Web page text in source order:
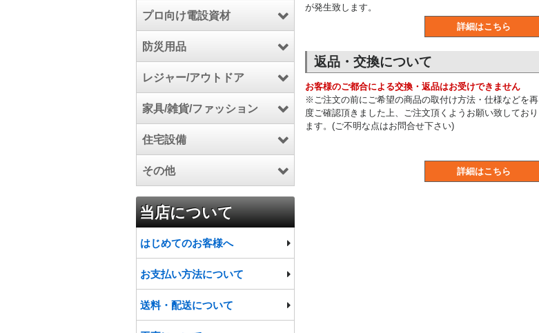
が発生致します。
詳細はこちら
返品・交換について
お客様のご都合による交換・返品はお受けできません
※ご注文の前にご希望の商品の取付け方法・仕様などを再
度ご確認頂きました上、ご注文頂くようお願い致しており
ます。(ご不明な点はお問合せ下さい)
詳細はこちら
プロ向け電設資材
電設資材
工具/高圧洗浄機/芝刈機
電気自動車充電設備関連
厨房機器
防災用品
防災用品
レジャー/アウトドア
アウトドア
スポーツ
マリン
家具/雑貨/ファッション
家具
カーペット
インテリア雑貨
住宅設備
キッチンパネル
トイレ
その他
食品
当店について
はじめてのお客様へ
お支払い方法について
送料・配送について